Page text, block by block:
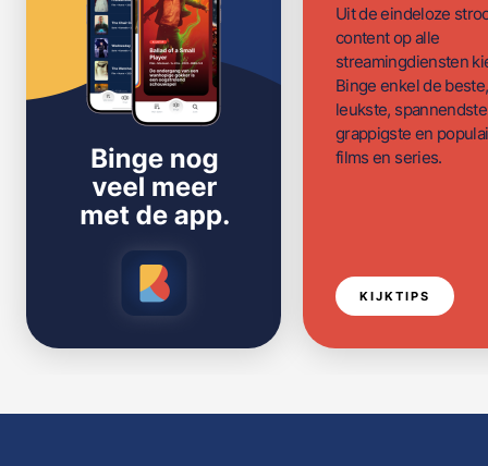
Uit de eindeloze
content op alle
streamingdiensten
Binge enkel de beste,
leukste,
grappigste en
films en series.
KIJKTIPS